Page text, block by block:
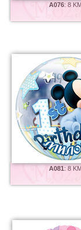
A076:8
A081 :8